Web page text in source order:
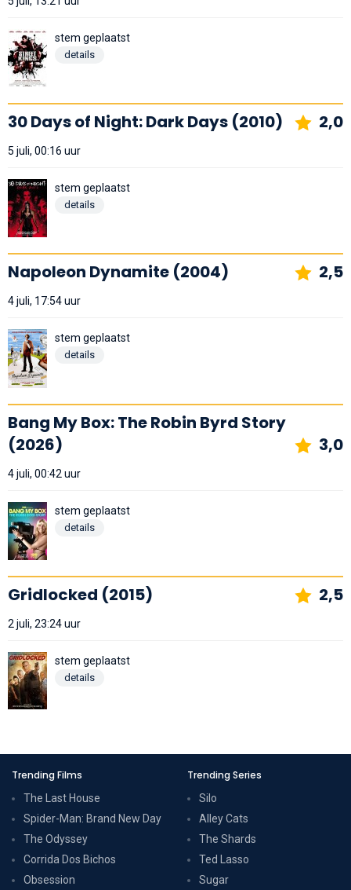
stem geplaatst
details
30 Days of Night: Dark Days (2010) 2,0
5 juli, 00:16 uur
stem geplaatst
details
Napoleon Dynamite (2004) 2,5
4 juli, 17:54 uur
stem geplaatst
details
Bang My Box: The Robin Byrd Story
(2026)
3,0
4 juli, 00:42 uur
stem geplaatst
details
Gridlocked (2015) 2,5
2 juli, 23:24 uur
stem geplaatst
details
Trending Films
The Last House
Spider-Man: Brand New Day
The Odyssey
Corrida Dos Bichos
Obsession
Trending Series
Silo
Alley Cats
The Shards
Ted Lasso
Sugar